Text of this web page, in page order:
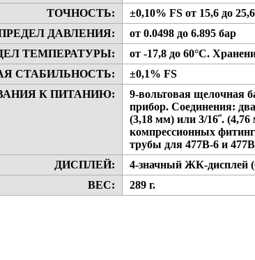
ТОЧНОСТЬ:
±0,10% FS от 15,6 до
ДАВЛЕНИЯ:
от 0.0498 до 6.895 бар
ТЕМПЕРАТУРЫ:
от -17,8 до 60°C.
СТАБИЛЬНОСТЬ:
±0,1% FS
К ПИТАНИЮ:
9-вольтовая щелочная
прибор. Соединения:
(3,18 мм) или 3/16˝.
компрессионных
трубы для 477B-6 и
ДИСПЛЕЙ:
4-значный ЖК-дисплей
ВЕС:
289 г.